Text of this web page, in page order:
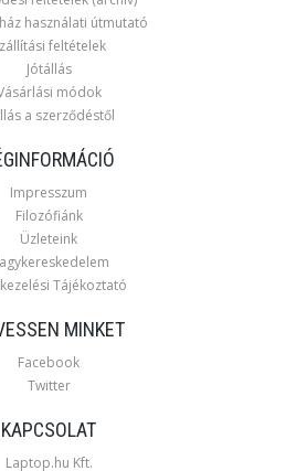
használati útmutató
feltételek
Jótállás
módok
a szerződéstől
Impresszum
Filozófiánk
Üzleteink
Tájékoztató
MINKET
Facebook
Twitter
KAPCSOLAT
Laptop.hu Kft.